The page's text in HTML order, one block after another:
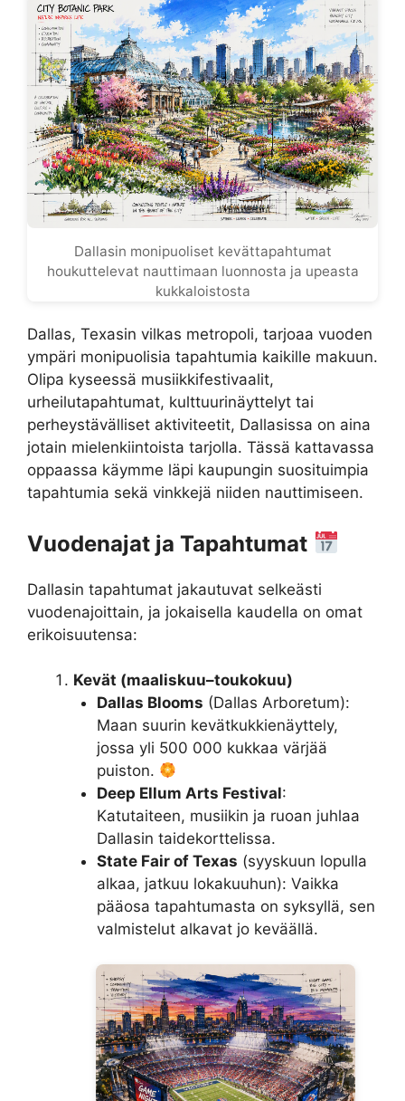
Dallasin monipuoliset kevättapahtumat
houkuttelevat nauttimaan luonnosta ja upeasta
kukkaloistosta
Dallas, Texasin vilkas metropoli, tarjoaa vuoden
ympäri monipuolisia tapahtumia kaikille makuun.
Olipa kyseessä musiikkifestivaalit,
urheilutapahtumat, kulttuurinäyttelyt tai
perheystävälliset aktiviteetit, Dallasissa on aina
jotain mielenkiintoista tarjolla. Tässä kattavassa
oppaassa käymme läpi kaupungin suosituimpia
tapahtumia sekä vinkkejä niiden nauttimiseen.
Vuodenajat ja Tapahtumat
Dallasin tapahtumat jakautuvat selkeästi
vuodenajoittain, ja jokaisella kaudella on omat
erikoisuutensa:
Kevät (maaliskuu–toukokuu)
Dallas Blooms (Dallas Arboretum):
Maan suurin kevätkukkienäyttely,
jossa yli 500 000 kukkaa värjää
puiston.
Deep Ellum Arts Festival:
Katutaiteen, musiikin ja ruoan juhlaa
Dallasin taidekorttelissa.
State Fair of Texas (syyskuun lopulla
alkaa, jatkuu lokakuuhun): Vaikka
pääosa tapahtumasta on syksyllä, sen
valmistelut alkavat jo keväällä.